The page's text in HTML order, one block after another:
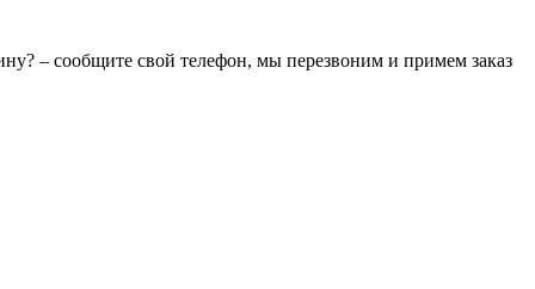
– сообщите свой телефон, мы перезвоним и примем заказ